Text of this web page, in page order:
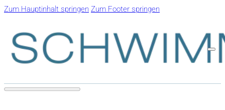
Zum Hauptinhalt springen Zum Footer springen